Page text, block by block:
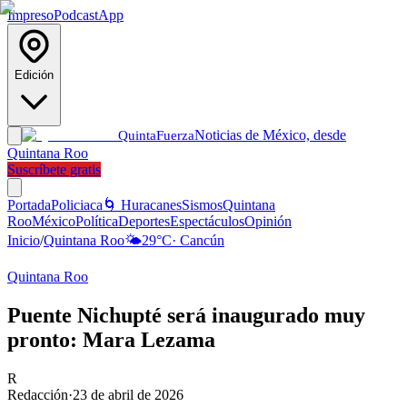
ImpresoPodcastApp
Edición
QuintaFuerzaNoticias de México, desde
Quintana Roo
Suscríbete gratis
PortadaPoliciaca 🌀 HuracanesSismosQuintana
RooMéxicoPolíticaDeportesEspectáculosOpinión
Inicio/Quintana Roo🌤️29°C· Cancún
Quintana Roo
Puente Nichupté será inaugurado muy
pronto: Mara Lezama
R
Redacción·23 de abril de 2026